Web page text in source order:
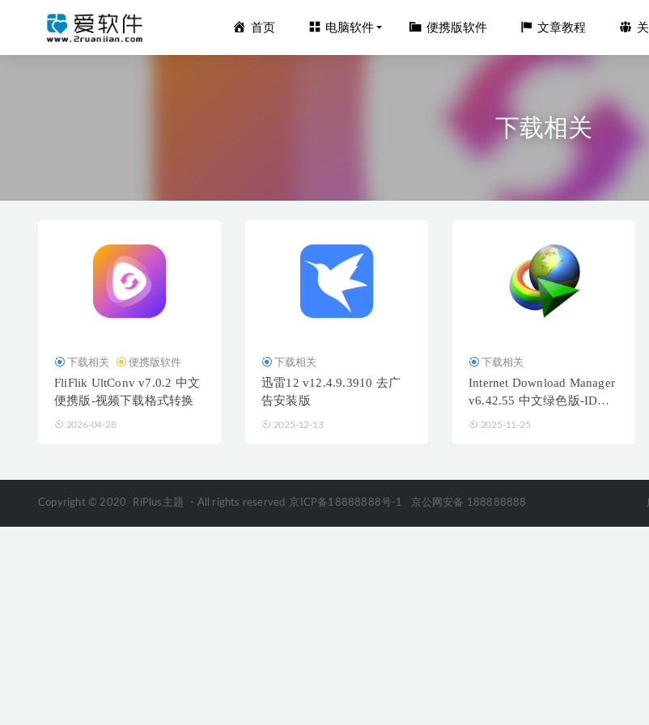
首页 电脑软件 便携版软件 文章教程
下载相关
下载相关 便携版软件
FliFlik UltConv v7.0.2 中文
便携版-视频下载格式转换
2026-04-28
下载相关
迅雷12 v12.4.9.3910 去广
告安装版
2025-12-13
下载相关
Internet Download Manager
v6.42.55 中文绿色版-IDM
下载器
2025-11-25
Copyright © 2020 RiPlus主题 - All rights reserved 京ICP备18888888号-1 京公网安备 188888888
文件名精灵2025 v1.0.0.0 中文免安装便携版-批量修改文件名称
Typora 1.13.2 中文解锁付费版-markdown编辑器 2026-04-28
Winxvideo AI v4.6.0 中文安装版-图片视频增强和编辑工具
Chaos Enscape 4.16.0.1262 中文破解版-SketchUp2026实时渲染